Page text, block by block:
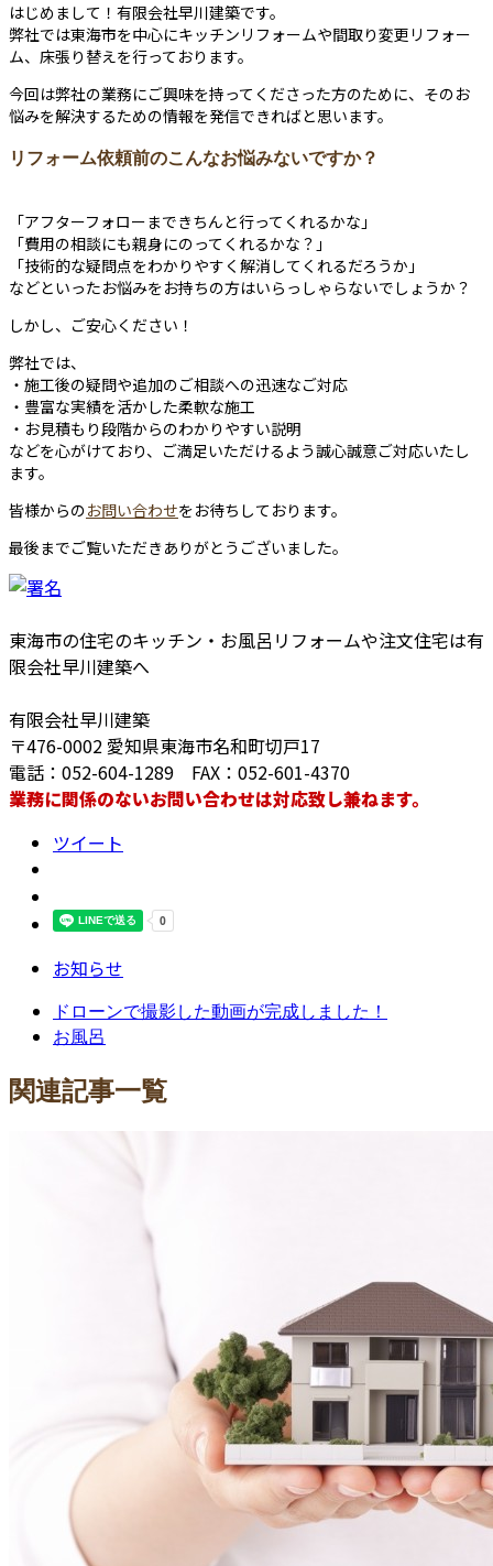
はじめまして！有限会社早川建築です。
弊社では東海市を中心にキッチンリフォームや間取り変更リフォー
ム、床張り替えを行っております。
今回は弊社の業務にご興味を持ってくださった方のために、そのお
悩みを解決するための情報を発信できればと思います。
リフォーム依頼前のこんなお悩みないですか？
「アフターフォローまできちんと行ってくれるかな」
「費用の相談にも親身にのってくれるかな？」
「技術的な疑問点をわかりやすく解消してくれるだろうか」
などといったお悩みをお持ちの方はいらっしゃらないでしょうか？
しかし、ご安心ください！
弊社では、
・施工後の疑問や追加のご相談への迅速なご対応
・豊富な実績を活かした柔軟な施工
・お見積もり段階からのわかりやすい説明
などを心がけており、ご満足いただけるよう誠心誠意ご対応いたし
ます。
皆様からのお問い合わせをお待ちしております。
最後までご覧いただきありがとうございました。
東海市の住宅のキッチン・お風呂リフォームや注文住宅は有
限会社早川建築へ
有限会社早川建築
〒476-0002 愛知県東海市名和町切戸17
電話：052-604-1289 FAX：052-601-4370
業務に関係のないお問い合わせは対応致し兼ねます。
ツイート
お知らせ
ドローンで撮影した動画が完成しました！
お風呂
関連記事一覧